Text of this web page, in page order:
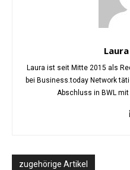
Laura ist seit Mitte 2015 als
bei Business.today Network
Abschluss in BWL
zugehörige Artikel